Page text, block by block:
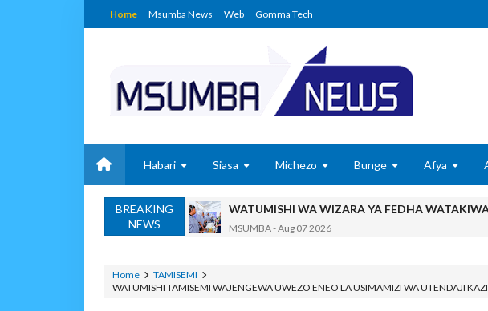
Home Msumba News Web Gomma Tech
Habari Siasa Michezo Bunge Afya
BREAKING
NEWS
KIELELEZO KIPYA CHA VIWANGO VYA FAIDA
MSUMBA-Aug 07 2026
Nilitamani Sana Kupata Mwenza Kutoka Nje Ya
Home
TAMISEMI
WATUMISHI TAMISEMI WAJENGEWA UWEZO ENEO LA USIMAMIZI WA UTENDAJI